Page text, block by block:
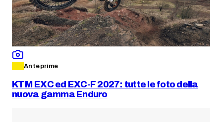
Anteprime
KTM EXC ed EXC-F 2027: tutte le foto della
nuova gamma Enduro